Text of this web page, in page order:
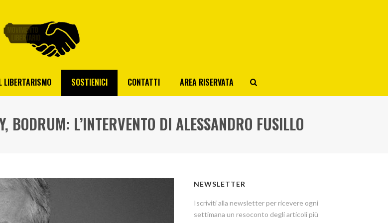
LIBERTARISMO SOSTIENICI CONTATTI AREA RISERVATA
BODRUM: L’INTERVENTO DI ALESSANDRO FUSILLO
NEWSLETTER
Iscriviti alla newsletter per ricevere ogni
settimana un resoconto degli articoli più